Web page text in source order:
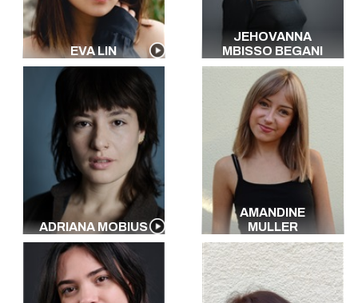
EVA LIN
JEHOVANNA
MBISSO BEGANI
ADRIANA MOBIUS
AMANDINE
MULLER